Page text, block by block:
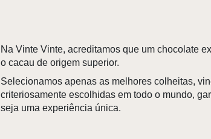
Na Vinte Vinte, acreditamos que um chocolate
o cacau de origem superior.
Selecionamos apenas as melhores colheitas,
criteriosamente escolhidas em todo o mundo,
seja uma experiência única.